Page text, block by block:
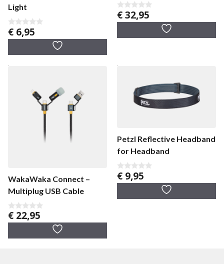
Light
0
v
5
€ 6,95
0
v
5
€32,95
WakaWaka Connect –
Multiplug USB Cable
0
v
€ 22,95
Petzl Reflective Headband
for Headband
0
v
5
€ 9,95